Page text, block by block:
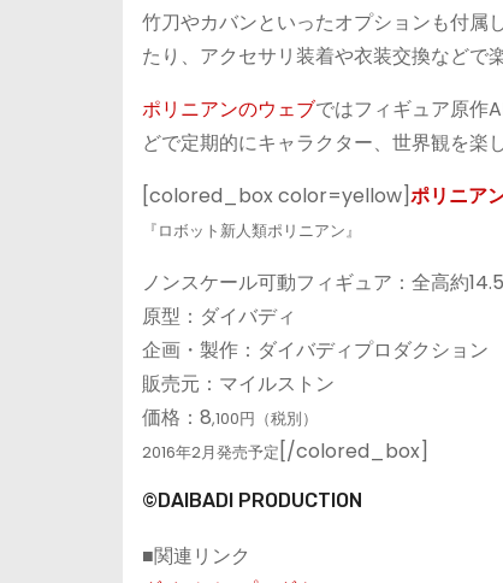
竹刀やカバンといったオプションも付属
たり、アクセサリ装着や衣装交換などで
ポリニアンのウェブではフィギュア原作
どで定期的にキャラクター、世界観を楽
[colored_box color=yellow]ポリニア
『ロボット新人類ポリニアン』
ノンスケール可動フィギュア：全高約
原型：ダイバディ
企画・製作：ダイバディプロダクション
販売元：マイルストン
価格：8,100円（税別）
2016年2月発売予定 [/colored_box]
©DAIBADI PRODUCTION
■関連リンク